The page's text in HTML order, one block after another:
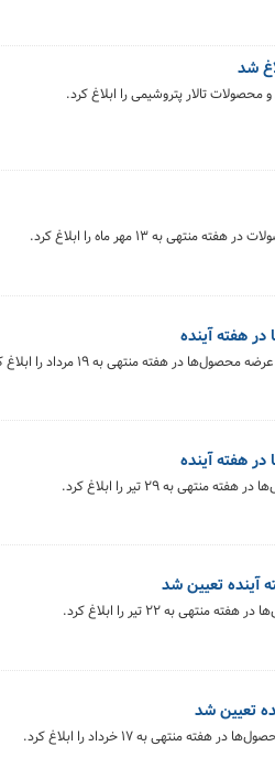
شد
تالار پتروشیمی را ابلاغ کرد.
۱۳ مهر ماه را ابلاغ کرد.
هفته آینده
هفته منتهی به ۱۹ مرداد را ابلاغ کرد.
هفته آینده
به ۲۹ تیر را ابلاغ کرد.
آینده تعیین شد
به ۲۲ تیر را ابلاغ کرد.
تعیین شد
به ۱۷ خرداد را ابلاغ کرد.